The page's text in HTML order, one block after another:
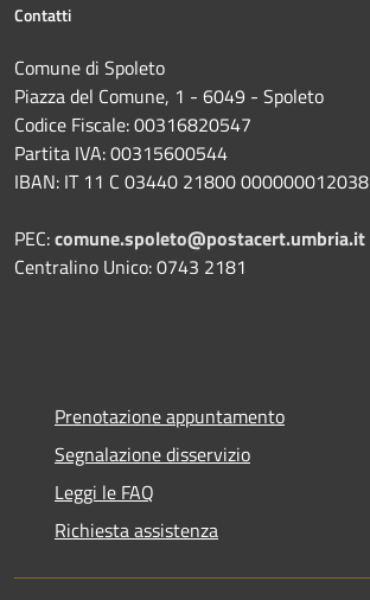
Contatti
Comune di Spoleto
Piazza del Comune, 1 - 6049 - Spoleto
Codice Fiscale: 00316820547
Partita IVA: 00315600544
IBAN: IT 11 C 03440 21800 000000012038
PEC:comune.spoleto@postacert.umbria.it
Centralino Unico: 0743 2181
Prenotazione appuntamento
Segnalazione disservizio
Leggi le FAQ
Richiesta assistenza